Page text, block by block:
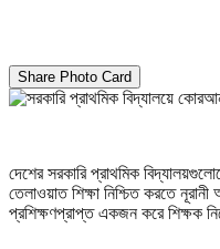
Share Photo Card
দেশের সরকারি প্রাথমিক
তেলাওয়াত শিক্ষা নিশ্চিত করতে
প্রশিক্ষণপ্রাপ্ত একজন করে শিক্ষক